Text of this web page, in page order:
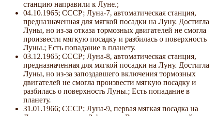
станцию направили к Луне.;
04.10.1965; СССР; Луна-7, автоматическая станция,
предназначенная для мягкой посадки на Луну. Достигла
Луны, но из-за отказа тормозных двигателей не смогла
произвести мягкую посадку и разбилась о поверхность
Луны.; Есть попадание в планету.
03.12.1965; СССР; Луна-8, автоматическая станция,
предназначенная для мягкой посадки на Луну. Достигла
Луны, но из-за запоздавшего включения тормозных
двигателей не смогла произвести мягкую посадку и
разбилась о поверхность Луны.; Есть попадание в
планету.
31.01.1966; СССР; Луна-9, первая мягкая посадка на